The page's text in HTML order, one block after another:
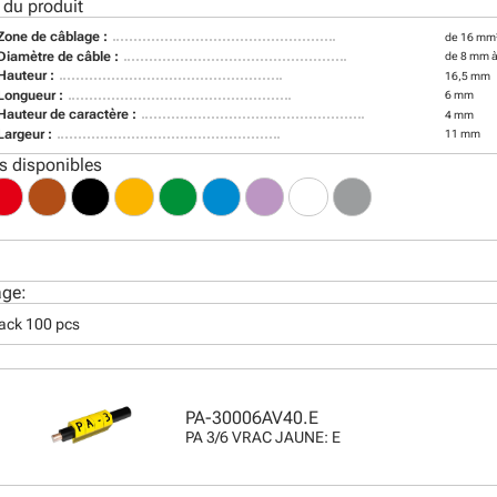
produit
de câblage : de 16
de câble : de 8 mm
: 16,5 mm
: 6 mm
de caractère : 4 mm
: 11 mm
disponibles
100 pcs
PA-30006AV40.E
PA 3/6 VRAC JAUNE: E